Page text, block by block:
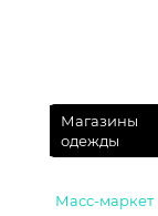
Магазины
одежды
Масс-маркет